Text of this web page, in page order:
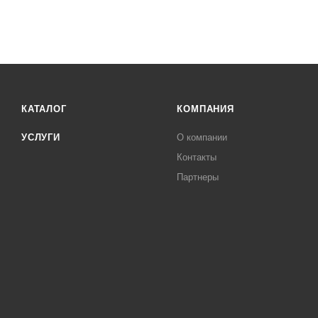
КАТАЛОГ
УСЛУГИ
КОМПАНИЯ
О компании
Контакты
Партнеры